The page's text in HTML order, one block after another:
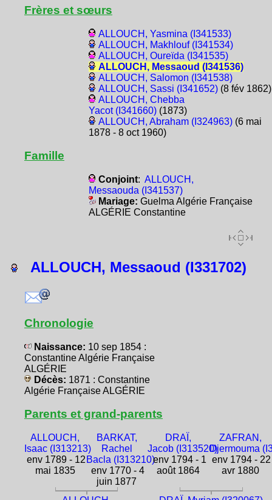
Frères et sœurs
ALLOUCH, Yasmina (I341533)
ALLOUCH, Makhlouf (I341534)
ALLOUCH, Oureïda (I341535)
ALLOUCH, Messaoud (I341536)
ALLOUCH, Salomon (I341538)
ALLOUCH, Sassi (I341652)(8 fév 1862)
ALLOUCH, Chebba
Yacot (I341660)(1873)
ALLOUCH, Abraham (I324963)(6 mai
1878 - 8 oct 1960)
Famille
Conjoint: ALLOUCH,
Messaouda (I341537)
Mariage: Guelma Algérie Française
ALGÉRIE Constantine
ALLOUCH, Messaoud (I331702)
Chronologie
Naissance: 10 sep 1854 :
Constantine Algérie Française
ALGÉRIE
Décès: 1871 : Constantine
Algérie Française ALGÉRIE
Parents et grand-parents
ALLOUCH,
Isaac (I313213)
env 1789 - 12
mai 1835
BARKAT,
Rachel
Bacla (I313210)
env 1770 - 4
juin 1877
DRAÏ,
Jacob (I313520)
env 1794 - 1
août 1864
ZAFRAN,
Djermouma
env 1794 - 22
avr 1880